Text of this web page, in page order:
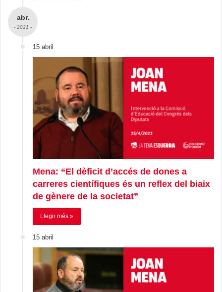
abr.
- 2021 -
15 abril
Mena: “El dèficit d’accés de dones a
carreres científiques és un reflex del biaix
de gènere de la societat”
Llegir més »
15 abril